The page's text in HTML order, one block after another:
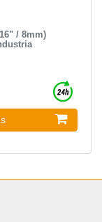
/ 8mm)